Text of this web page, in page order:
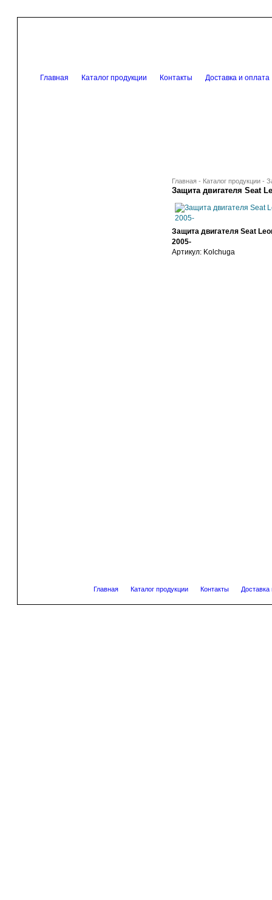
Главная Каталог продукции Контакты Доставка и оплата
Главная - Каталог продукции -
Защита двигателя Seat
Защита двигателя Seat
2005-
Артикул: Kolchuga
Главная Каталог продукции Контакты Доставка